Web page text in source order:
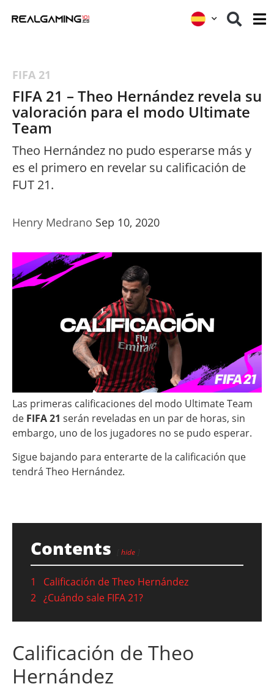
FIFA 21
FIFA 21 – Theo Hernández revela su
valoración para el modo Ultimate
Team
Theo Hernández no pudo esperarse más y
es el primero en revelar su calificación de
FUT 21.
Henry Medrano Sep 10, 2020
Las primeras calificaciones del modo Ultimate Team
de FIFA 21 serán reveladas en un par de horas, sin
embargo, uno de los jugadores no se pudo esperar.
Sigue bajando para enterarte de la calificación que
tendrá Theo Hernández.
Contents hide
1
Calificación de Theo Hernández
2 ¿Cuándo sale FIFA 21?
Calificación de Theo
Hernández